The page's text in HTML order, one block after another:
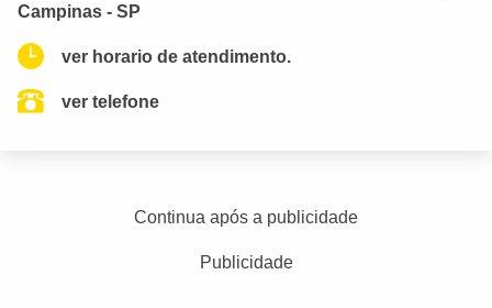
Campinas - SP
ver horario de atendimento.
ver telefone
Continua após a publicidade
Publicidade